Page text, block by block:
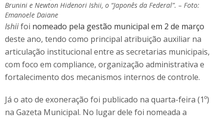
Brunini e Newton Hidenori Ishii, o “Japonês da Federal”. – Foto:
Emanoele Daiane
Ishiifoi nomeado pela gestão municipal em 2 de março
deste ano, tendo como principal atribuição auxiliar na
articulação institucional entre as secretarias municipais,
com foco em compliance, organização administrativa e
fortalecimento dos mecanismos internos de controle.
Já o ato de exoneração foi publicado na quarta-feira (1º)
na Gazeta Municipal. No lugar dele foi nomeada a